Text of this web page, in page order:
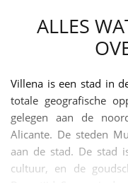
ALLES
Villena is een stad in
totale geografische
gelegen aan de
Alicante. De steden
aan de stad. De stad
cultuur, en de